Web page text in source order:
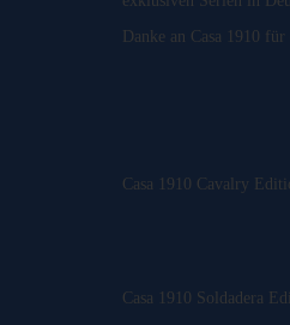
Danke an Casa 1910
Casa 1910 Cavalry
Casa 1910 Soldadera